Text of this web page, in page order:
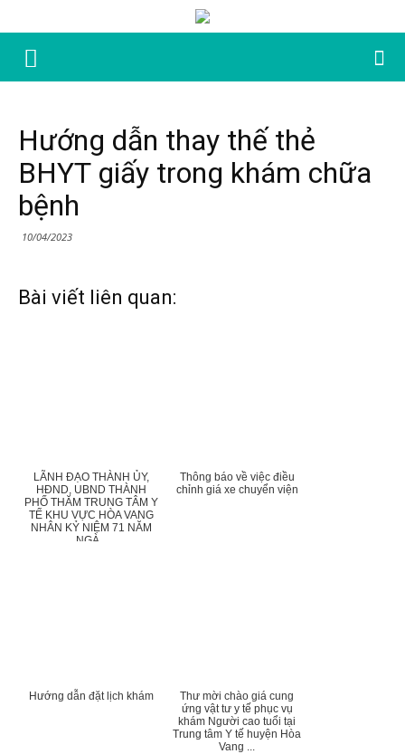
Hướng dẫn thay thế thẻ
BHYT giấy trong khám chữa
bệnh
10/04/2023
Bài viết liên quan:
LÃNH ĐẠO THÀNH ỦY,
HĐND, UBND THÀNH
PHỐ THĂM TRUNG TÂM Y
TẾ KHU VỰC HÒA VANG
NHÂN KỶ NIỆM 71 NĂM
NGÀ...
Thông báo về việc điều
chỉnh giá xe chuyển viện
Hướng dẫn đặt lịch khám
Thư mời chào giá cung
ứng vật tư y tế phục vụ
khám Người cao tuổi tại
Trung tâm Y tế huyện Hòa
Vang ...